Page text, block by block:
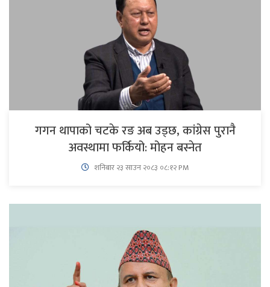
गगन थापाको चटके रङ अब उड्छ, कांग्रेस पुरानै
अवस्थामा फर्कियो: मोहन बस्नेत
शनिबार २३ साउन २०८३ ०८:१२ PM